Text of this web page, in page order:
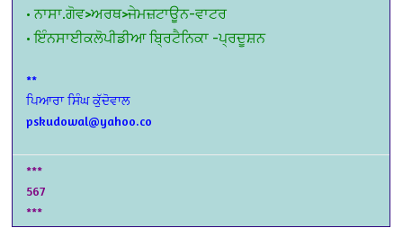
• ਨਾਸਾ.ਗੋਵ>ਅਰਥ>ਜੇਮਜ਼ਟਾਊਨ-ਵਾਟਰ
• ਇੰਨਸਾਈਕਲੋਪੀਡੀਆ ਬ੍ਰਿਟੈਨਿਕਾ -ਪ੍ਰਦੂਸ਼ਨ
**
ਪਿਆਰਾ ਸਿੰਘ ਕੁੱਦੋਵਾਲ
pskudowal@yahoo.co
***
567
***